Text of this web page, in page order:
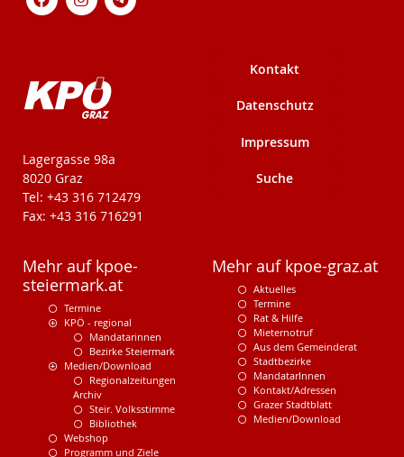
KPÖ-Steiermark
Lagergasse 98a
8020 Graz
Tel: +43 316 712479
Fax: +43 316 716291
Kontakt
Datenschutz
Impressum
Suche
Mehr auf kpoe-
steiermark.at
Termine
KPÖ - regional
Mandatarinnen
Bezirke Steiermark
Medien/Download
Regionalzeitungen
Archiv
Steir. Volksstimme
Bibliothek
Webshop
Programm und Ziele
Mehr auf kpoe-graz.at
Aktuelles
Termine
Rat & Hilfe
Mieternotruf
Aus dem Gemeinderat
Stadtbezirke
MandatarInnen
Kontakt/Adressen
Grazer Stadtblatt
Medien/Download